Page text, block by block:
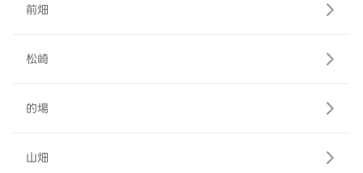
前畑
松崎
的場
山畑